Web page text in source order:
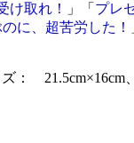
け取れ！ 」「 プレ
に、超苦労した！
： 21.5cm×16cm